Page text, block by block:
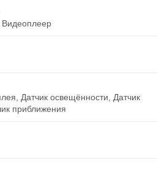
Датчик освещённости, Датчик
приближения